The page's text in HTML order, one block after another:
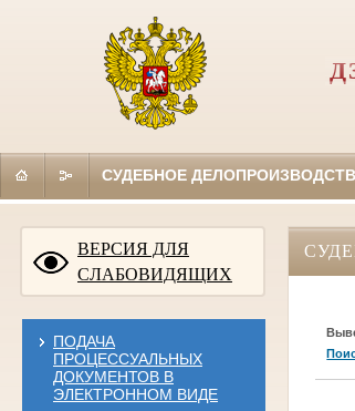
СУДЕБНОЕ
ВЕРСИЯ ДЛЯ
СЛАБОВИДЯЩИХ
ПОДАЧА
ПРОЦЕССУАЛЬНЫХ
ДОКУМЕНТОВ В
ЭЛЕКТРОННОМ ВИДЕ